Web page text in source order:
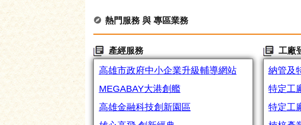
熱門服務 與 專區業務
產經服務
高雄市政府中小企業升級輔導網站
MEGABAY大港創艦
高雄金融科技創新園區
工廠
納管及
特定工
特定工